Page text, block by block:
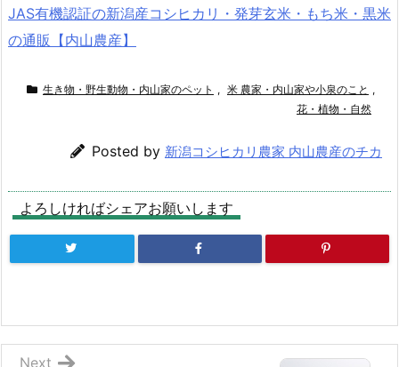
JAS有機認証の新潟産コシヒカリ・発芽玄米・もち米・黒米
の通販【内山農産】
生き物・野生動物・内山家のペット , 米 農家・内山家や小泉のこと ,
花・植物・自然
Posted by 新潟コシヒカリ農家 内山農産のチカ
よろしければシェアお願いします
Next